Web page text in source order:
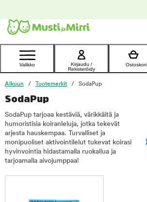
Ota yhteyttä
asiakaspalveluun
Valikko
Kirjaudu /
Rekisteröidy
Ostoskori
Alkuun Tuotemerkit SodaPup
SodaPup
SodaPup tarjoaa kestäviä, värikkäitä ja
humoristisia koiranleluja, jotka tekevät
arjesta hauskempaa. Turvalliset ja
monipuoliset aktivointilelut tukevat koirasi
hyvinvointia hidastamalla ruokailua ja
tarjoamalla aivojumppaa!